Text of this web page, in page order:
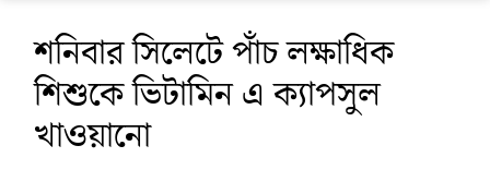
শনিবার সিলেটে পাঁচ লক্ষাধিক
শিশুকে ভিটামিন এ ক্যাপসুল
খাওয়ানো